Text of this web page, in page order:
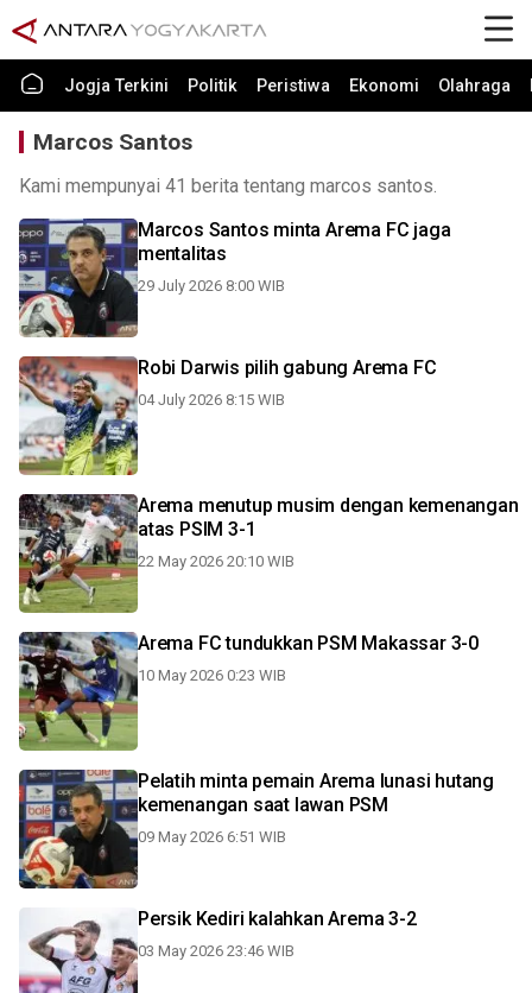
Jogja Terkini Politik Peristiwa Ekonomi Olahraga
Marcos Santos
Kami mempunyai 41 berita tentang marcos santos.
Marcos Santos minta Arema FC jaga
mentalitas
29 July 2026 8:00 WIB
Robi Darwis pilih gabung Arema FC
04 July 2026 8:15 WIB
Arema menutup musim dengan kemenangan
atas PSIM 3-1
22 May 2026 20:10 WIB
Arema FC tundukkan PSM Makassar 3-0
10 May 2026 0:23 WIB
Pelatih minta pemain Arema lunasi hutang
kemenangan saat lawan PSM
09 May 2026 6:51 WIB
Persik Kediri kalahkan Arema 3-2
03 May 2026 23:46 WIB